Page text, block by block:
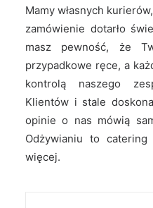
Mamy własnych
zamówienie dotarło
masz pewność, że
przypadkowe ręce, a
kontrolą naszego
Klientów i stale
opinie o nas mówią
Odżywianiu to
więcej.